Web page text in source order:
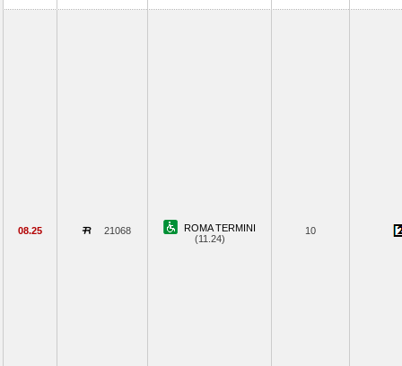
08.25 21068
ROMA TERMINI
(11.24)
10